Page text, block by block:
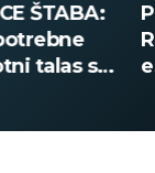
PRVI PUT U
Rajović
estrade u